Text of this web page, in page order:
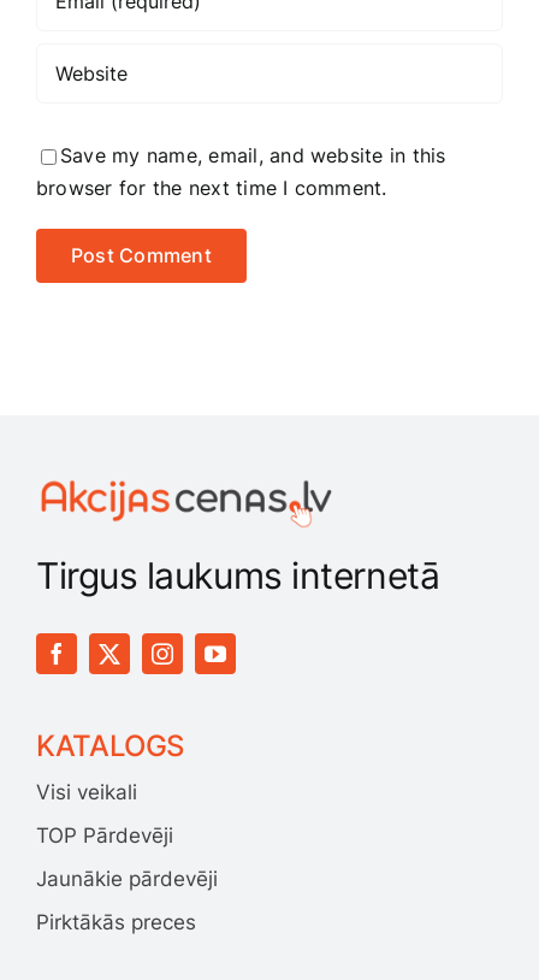
Save my name, email, and website in this
browser for the next time I comment.
Tirgus laukums internetā
KATALOGS
Visi veikali
TOP Pārdevēji
Jaunākie pārdevēji
Pirktākās preces